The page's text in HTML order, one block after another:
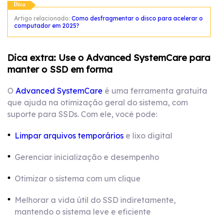
Dica
Artigo relacionado: Como desfragmentar o disco para acelerar o
computador em 2025?
Dica extra: Use o Advanced SystemCare para
manter o SSD em forma
O Advanced SystemCare é uma ferramenta gratuita
que ajuda na otimização geral do sistema, com
suporte para SSDs. Com ele, você pode:
Limpar arquivos temporários e lixo digital
Gerenciar inicialização e desempenho
Otimizar o sistema com um clique
Melhorar a vida útil do SSD indiretamente,
mantendo o sistema leve e eficiente